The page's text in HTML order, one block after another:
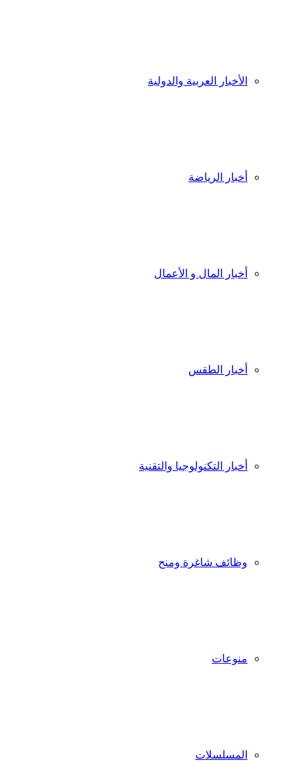
الأخبار العربية والدولية
أخبار الرياضة
أخبار المال و الأعمال
أخبار الطقس
أخبار التكنولوجيا والتقنية
وظائف شاغرة ومنح
منوعات
المسلسلات